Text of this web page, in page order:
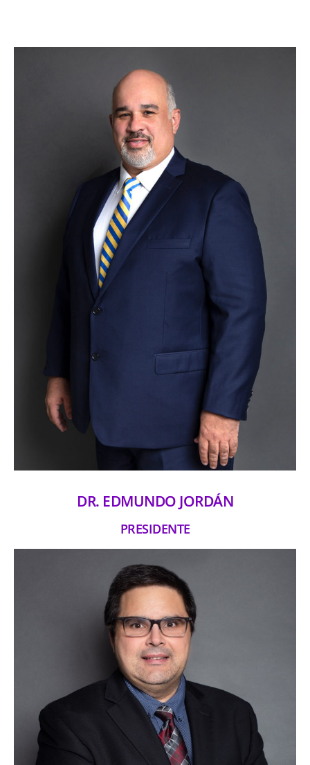
DR. EDMUNDO JORDÁN
PRESIDENTE